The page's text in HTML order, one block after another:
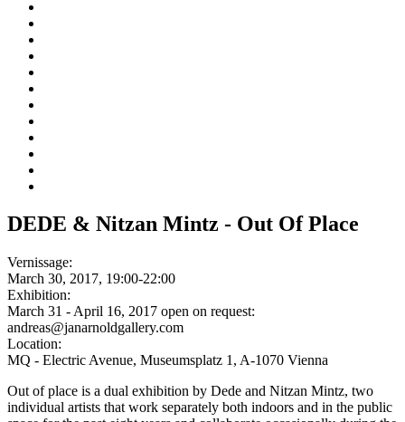
DEDE & Nitzan Mintz - Out Of Place
Vernissage:
March 30, 2017, 19:00-22:00
Exhibition:
March 31 - April 16, 2017 open on request:
andreas@janarnoldgallery.com
Location:
MQ - Electric Avenue, Museumsplatz 1, A-1070 Vienna
Out of place is a dual exhibition by Dede and Nitzan Mintz, two
individual artists that work separately both indoors and in the public